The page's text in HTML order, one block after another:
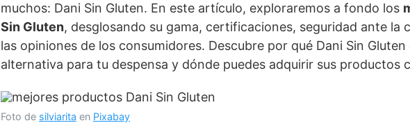
muchos: Dani Sin Gluten. En este artículo, exploraremos a fondo los
Sin Gluten, desglosando su gama, certificaciones, seguridad ante la
las opiniones de los consumidores. Descubre por qué Dani Sin
alternativa para tu despensa y dónde puedes adquirir sus productos
Foto de silviarita en Pixabay